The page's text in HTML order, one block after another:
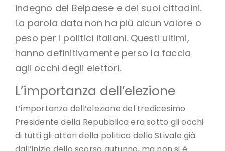
indegno del Belpaese e dei suoi cittadini.
La parola data non ha più alcun valore o
peso per i politici italiani. Questi ultimi,
hanno definitivamente perso la faccia
agli occhi degli elettori.
L’importanza dell’elezione
L’importanza dell’elezione del tredicesimo
Presidente della Repubblica era sotto gli occhi
di tutti gli attori della politica dello Stivale già